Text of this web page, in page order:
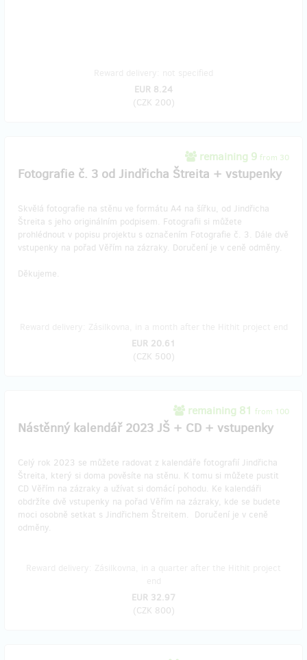
EUR 8.24
(CZK 200)
remaining 9 from 30
Fotografie č. 3 od Jindřicha Štreita + vstupenky
Skvělá fotografie na stěnu ve formátu A4 na šířku, od Jindřicha
Štreita s jeho originálním podpisem. Fotografii si můžete
prohlédnout v popisu projektu s označením Fotografie č. 3. Dále dvě
vstupenky na pořad Věřím na zázraky. Doručení je v ceně odměny.
Děkujeme.
EUR 20.61
(CZK 500)
remaining 81 from 100
Nástěnný kalendář 2023 JŠ + CD + vstupenky
Celý rok 2023 se můžete radovat z kalendáře fotografií Jindřicha
Štreita, který si doma pověsíte na stěnu. K tomu si můžete pustit
CD Věřím na zázraky a užívat si domácí pohodu. Ke kalendáři
obdržíte dvě vstupenky na pořad Věřím na zázraky, kde se budete
moci osobně setkat s Jindřichem Štreitem. Doručení je v ceně
odměny.
EUR 32.97
(CZK 800)